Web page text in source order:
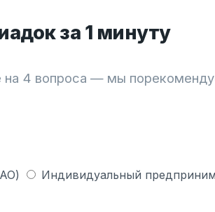
за 1 минуту
на 4 вопроса — мы
Индивидуальный